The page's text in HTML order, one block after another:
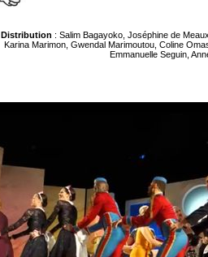
Distribution : Salim Bagayoko, Joséphine de
Karina Marimon, Gwendal Marimoutou, Coline
Emmanuelle Seguin,